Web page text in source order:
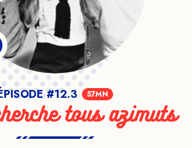
#12.3 57MN
tous azimuts